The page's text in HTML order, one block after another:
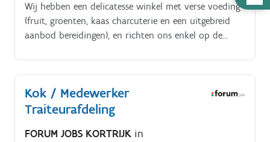
Wij hebben een delicatesse winkel met verse voeding
(fruit, groenten, kaas charcuterie en een uitgebreid
aanbod bereidingen), en richten ons enkel op de
vakantieperiodes aangevuld met max.
Kok / Medewerker
Traiteurafdeling
FORUM JOBS KORTRIJK in